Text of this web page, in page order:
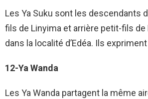
Les Ya Suku sont les descendants
fils de Linyima et arrière petit-fils
dans la localité d’Edéa. Ils
12-Ya Wanda
Les Ya Wanda partagent la même